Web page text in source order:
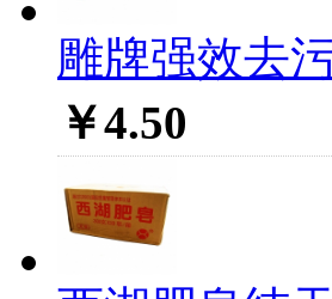
雕牌强效去
￥4.50